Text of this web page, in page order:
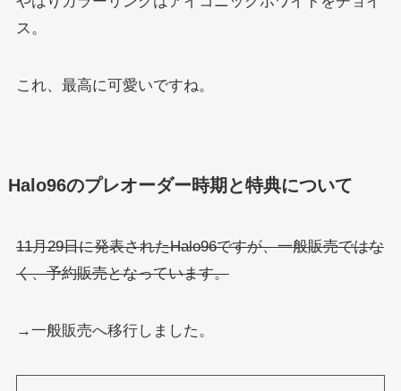
ス。
これ、最高に可愛いですね。
Halo96のプレオーダー時期と特典について
11月29日に発表されたHalo96ですが、一般販売ではな
く、予約販売となっています。
→一般販売へ移行しました。